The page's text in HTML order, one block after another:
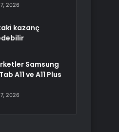
2026
kazanç
Samsung
A11 ve A11 Plus
2026